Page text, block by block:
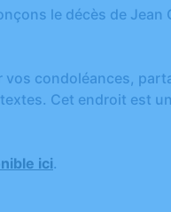
le décès de
condoléances,
Cet endroit est
ici.